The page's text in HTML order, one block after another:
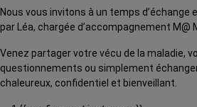
Nous vous invitons à un temps d’échange
par Léa, chargée d’accompagnement M@
Venez partager votre vécu de la maladie,
questionnements ou simplement
chaleureux, confidentiel et bienveillant.